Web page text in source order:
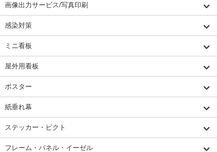
画像出力サービス/写真印刷
感染対策
ミニ看板
屋外用看板
ポスター
紙垂れ幕
ステッカー・ピクト
フレーム・パネル・イーゼル